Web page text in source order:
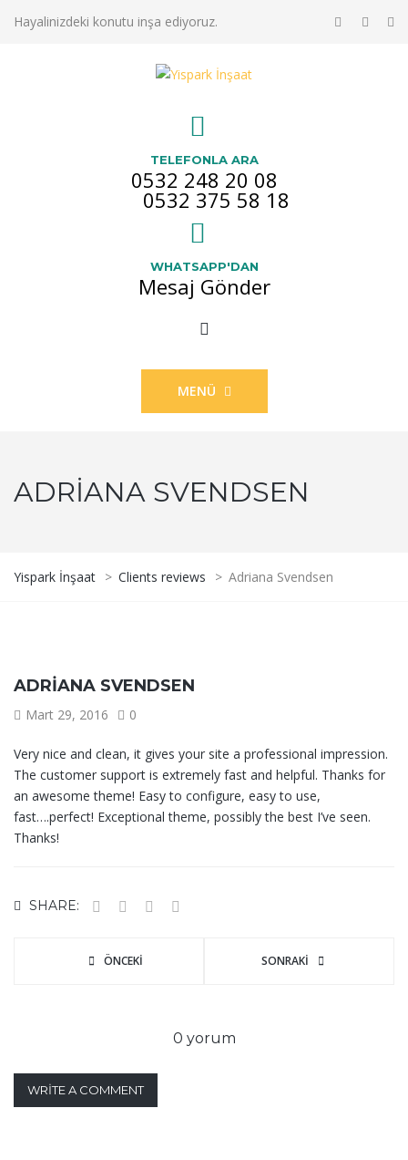
Hayalinizdeki konutu inşa ediyoruz.
TELEFONLA ARA
0532 248 20 08
0532 375 58 18
WHATSAPP'DAN
Mesaj Gönder
MENÜ
ADRIANA SVENDSEN
Yispark İnşaat > Clients reviews > Adriana Svendsen
ADRIANA SVENDSEN
Mart 29, 2016 0
Very nice and clean, it gives your site a professional impression.
The customer support is extremely fast and helpful. Thanks for
an awesome theme! Easy to configure, easy to use,
fast….perfect! Exceptional theme, possibly the best I’ve seen.
Thanks!
SHARE:
ÖNCEKI SONRAKI
0 yorum
WRITE A COMMENT